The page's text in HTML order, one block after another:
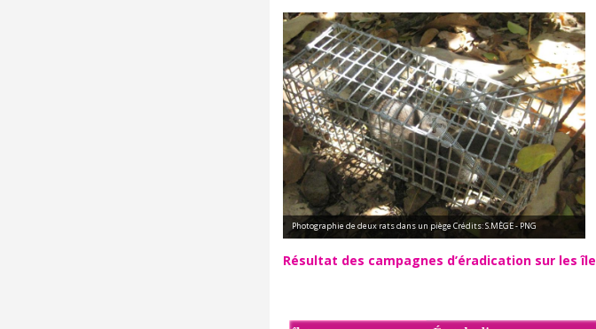
Photographie de deux rats dans un piège Crédits: S.MÈGE - PNG
Résultat des campagnes d’éradication sur les